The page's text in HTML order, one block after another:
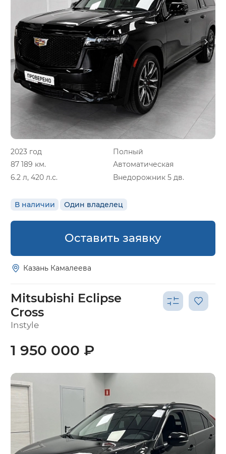
2023 год
Полный
87 189 км.
Автоматическая
6.2 л, 420 л.с.
Внедорожник 5 дв.
В наличии Один владелец
Оставить заявку
Казань Камалеева
Mitsubishi Eclipse
Cross
Instyle
1 950 000 ₽